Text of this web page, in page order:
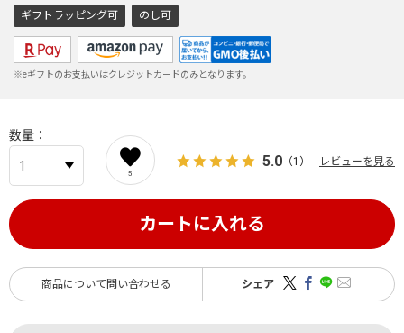
ギフトラッピング可 のし可
※eギフトのお支払いはクレジットカードのみとなります。
数量
5
5.0 （1） レビューを見る
カートに入れる
商品について問い合わせる シェア